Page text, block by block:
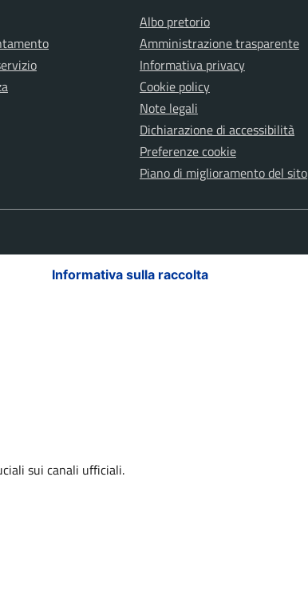
Albo pretorio
Amministrazione trasparente
Informativa privacy
Cookie policy
Note legali
Dichiarazione di accessibilità
Preferenze cookie
Piano di miglioramento del sito
Informativa sulla raccolta